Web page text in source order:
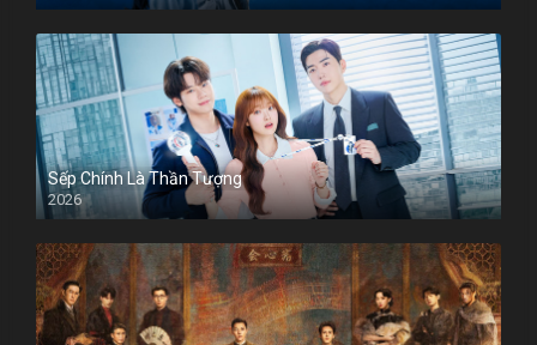
Sếp Chính Là Thần Tượng
2026